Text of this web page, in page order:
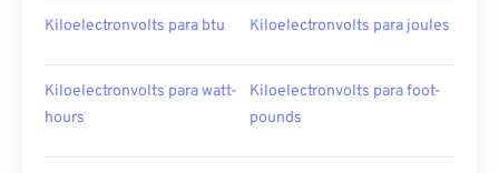
Kiloelectronvolts para btu Kiloelectronvolts para joules
Kiloelectronvolts para watt-
hours
Kiloelectronvolts para foot-
pounds